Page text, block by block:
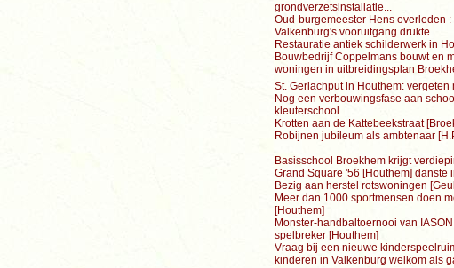
grondverzetsinstallatie...
Oud-burgemeester Hens overleden
Valkenburg's vooruitgang drukte
Restauratie antiek schilderwerk in
Bouwbedrijf Coppelmans bouwt en
woningen in uitbreidingsplan
St. Gerlachput in Houthem: vergeten
Nog een verbouwingsfase aan
kleuterschool
Krotten aan de Kattebeekstraat
Robijnen jubileum als ambtenaar
Basisschool Broekhem krijgt
Grand Square '56 [Houthem] danste
Bezig aan herstel rotswoningen
Meer dan 1000 sportmensen doen
[Houthem]
Monster-handbaltoernooi van
spelbreker [Houthem]
Vraag bij een nieuwe
kinderen in Valkenburg welkom als